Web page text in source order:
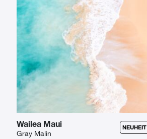
Wailea Maui
Gray Malin
NEUHEIT